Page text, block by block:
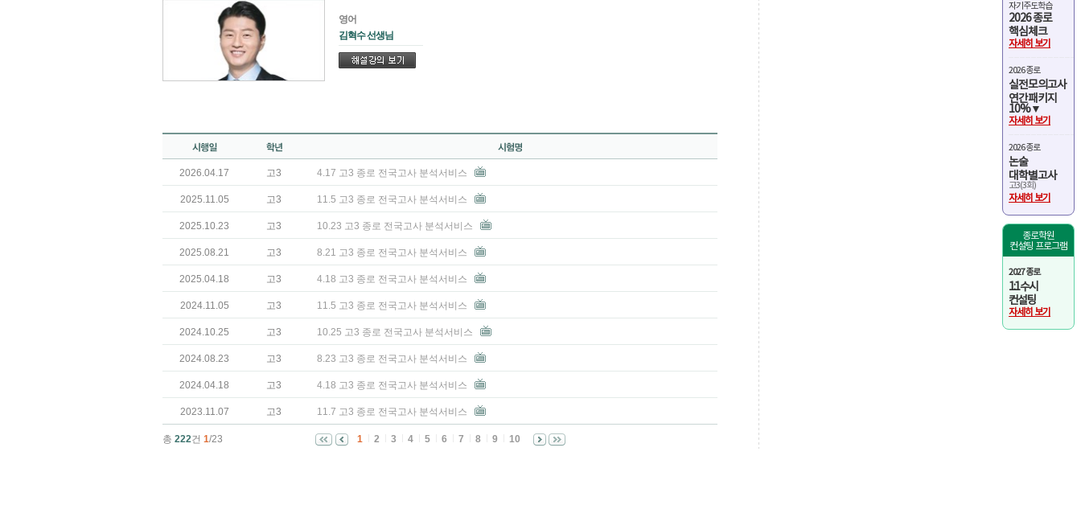
자기주도학습
2026 종로
핵심체크
자세히 보기
2026 종로
실전모의고사
연간패키지
10%▼
자세히 보기
2026 종로
논술
대학별고사
고3(3회)
자세히 보기
종로학원
컨설팅 프로그램
2027 종로
1:1 수시
컨설팅
자세히 보기
영어
김혁수 선생님
2026.04.17 고3 4.17 고3 종로 전국고사 분석서비스
2025.11.05 고3 11.5 고3 종로 전국고사 분석서비스
2025.10.23 고3 10.23 고3 종로 전국고사 분석서비스
2025.08.21 고3 8.21 고3 종로 전국고사 분석서비스
2025.04.18 고3 4.18 고3 종로 전국고사 분석서비스
2024.11.05 고3 11.5 고3 종로 전국고사 분석서비스
2024.10.25 고3 10.25 고3 종로 전국고사 분석서비스
2024.08.23 고3 8.23 고3 종로 전국고사 분석서비스
2024.04.18 고3 4.18 고3 종로 전국고사 분석서비스
2023.11.07 고3 11.7 고3 종로 전국고사 분석서비스
총 222건 1/23 1 2 3 4 5 6 7 8 9 10